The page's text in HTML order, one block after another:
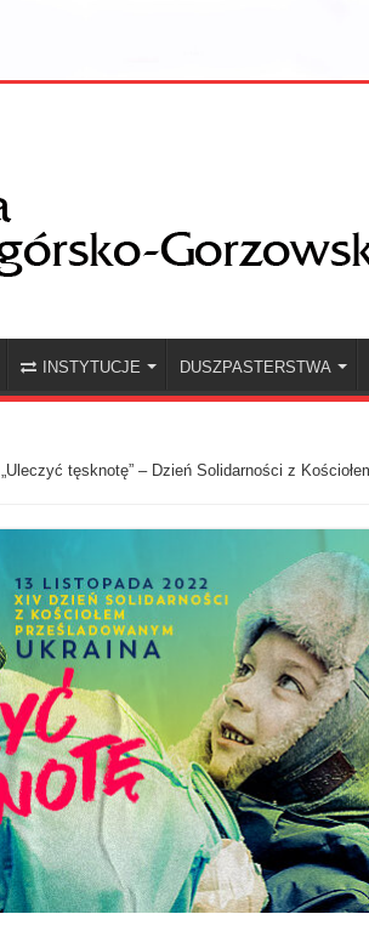
INSTYTUCJE DUSZPASTERSTWA
„Uleczyć tęsknotę” – Dzień Solidarności z